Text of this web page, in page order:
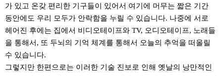
가 있고 온갖 편리한 기구들이 있어서 여기에 머무는 짧은 기간
동안에도 우리 모두가 안락함을 누릴 수 있습니다. 나중에 서로
헤어진 후에는 집에서 비디오테이프와 TV, 오디오테이프, 노래들
을 통해서, 또 두뇌의 기억 체계를 통해서 오늘의 추억을 떠올릴
수 있습니다.
그렇지만 한편으로는 이러한 기술 진보로 인해 옛날의 낭만적인